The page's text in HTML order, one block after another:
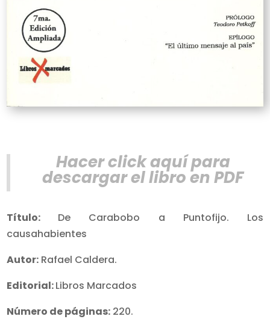
Hacer click aquí para
descargar el libro en PDF
Título: De Carabobo a Puntofijo. Los
causahabientes
Autor: Rafael Caldera.
Editorial:Libros Marcados
Número de páginas: 220.